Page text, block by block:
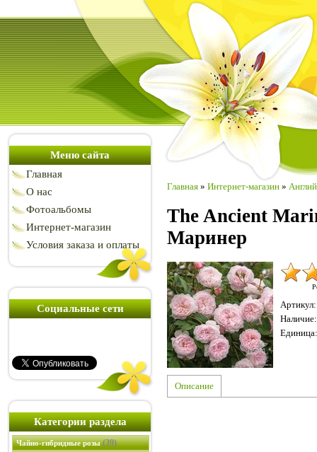
Меню сайта
Главная
О нас
Фотоальбомы
Интернет-магазин
Условия заказа и оплаты
Социальные сети
Категории раздела
Чайно-гибридные розы(39)
Главная » Интернет-магазин »
The Ancient
Маринер
Артикул:
Наличие:
Единица:
Описание